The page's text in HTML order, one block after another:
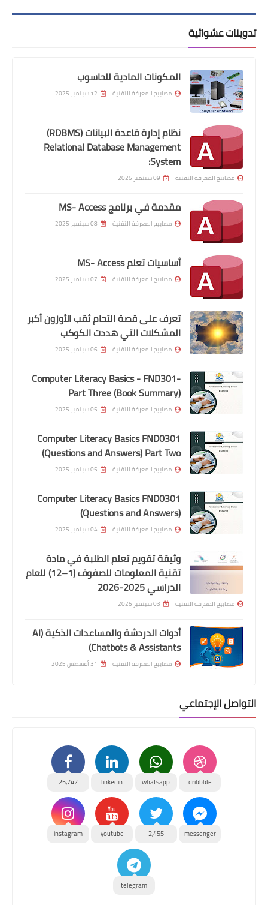
تدوينات عشوائية
المكونات المادية للحاسوب
مصابيح المعرفة التقنية 12 سبتمبر 2025
نظام إدارة قاعدة البيانات (RDBMS)
Relational Database Management
System:
مصابيح المعرفة التقنية 09 سبتمبر 2025
مقدمة في برنامج MS- Access
مصابيح المعرفة التقنية 08 سبتمبر 2025
أساسيات تعلم MS- Access
مصابيح المعرفة التقنية 07 سبتمبر 2025
تعرف على قصة التحام ثقب الأوزون أكبر
المشكلات التي هددت الكوكب
مصابيح المعرفة التقنية 06 سبتمبر 2025
Computer Literacy Basics - FND301-
Part Three (Book Summary)
مصابيح المعرفة التقنية 05 سبتمبر 2025
Computer Literacy Basics FND0301
(Questions and Answers) Part Two
مصابيح المعرفة التقنية 05 سبتمبر 2025
Computer Literacy Basics FND0301
(Questions and Answers)
مصابيح المعرفة التقنية 04 سبتمبر 2025
وثيقة تقويم تعلم الطلبة في مادة
تقنية المعلومات للصفوف (1–12) للعام
الدراسي 2025-2026
مصابيح المعرفة التقنية 03 سبتمبر 2025
أدوات الدردشة والمساعدات الذكية (AI
Chatbots & Assistants)
مصابيح المعرفة التقنية 31 أغسطس 2025
التواصل الإجتماعي
dribbble
whatsapp
linkedin
25,742
messenger
2,455
youtube
instagram
telegram